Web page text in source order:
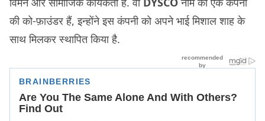
की को-फ़ाउंडर हैं, इन्होंने इस कंपनी को अपने भाई मिशाल शाह के
साथ मिलकर स्थापित किया है.